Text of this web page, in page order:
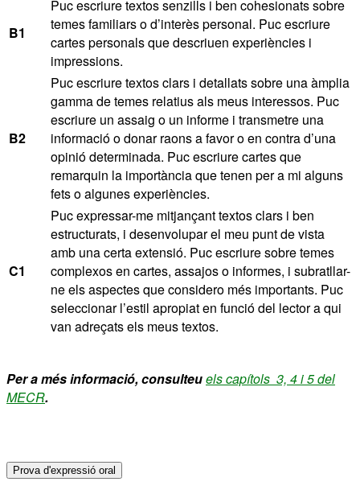
B1
Puc escriure textos senzills i ben cohesionats sobre
temes familiars o d’interès personal. Puc escriure
cartes personals que descriuen experiències i
impressions.
B2
Puc escriure textos clars i detallats sobre una àmplia
gamma de temes relatius als meus interessos. Puc
escriure un assaig o un informe i transmetre una
informació o donar raons a favor o en contra d’una
opinió determinada. Puc escriure cartes que
remarquin la importància que tenen per a mi alguns
fets o algunes experiències.
C1
Puc expressar-me mitjançant textos clars i ben
estructurats, i desenvolupar el meu punt de vista
amb una certa extensió. Puc escriure sobre temes
complexos en cartes, assajos o informes, i subratllar-
ne els aspectes que considero més importants. Puc
seleccionar l’estil apropiat en funció del lector a qui
van adreçats els meus textos.
Per a més informació, consulteuels capítols 3, 4 i 5 del
MECR.
Prova d'expressió oral